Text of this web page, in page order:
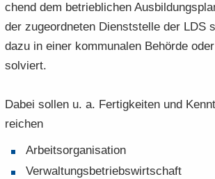
chend dem be­trieb­li­chen
der zu­ge­ord­ne­ten Dienst­stel­le der LDS
dazu in einer kom­mu­na­len Be­hör­de
sol­viert.
Dabei sol­len u. a. Fer­tig­kei­ten und
rei­chen
Ar­beits­or­ga­ni­sa­ti­on
Ver­wal­tungs­be­triebs­wirt­schaft